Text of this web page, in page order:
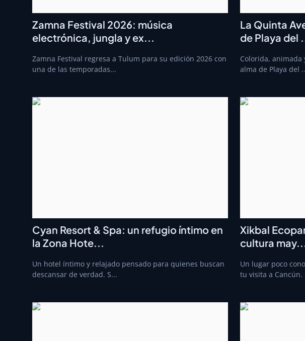
Zamna Festival 2026: música
electrónica, jungla y ex...
Zamna Festival regresa a Tulum para su edición 2026 con
una de las temporadas...
La Quinta
de Playa del
Colorida, animada
alma de Playa del
Cyan Resort & Spa: un refugio íntimo en
la Zona Hote...
Un hotel íntimo y relajado pensado para quienes buscan
descansar de verdad. S...
Xikbal
cultura
Un lugar poco
tu visita a Cancún.